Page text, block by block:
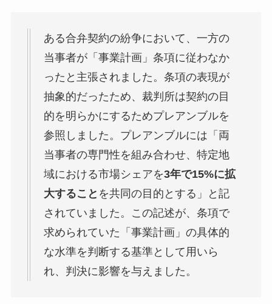
ある合弁契約の紛争において、一方の
当事者が「事業計画」条項に従わなか
ったと主張されました。条項の表現が
抽象的だったため、裁判所は契約の目
的を明らかにするためプレアンブルを
参照しました。プレアンブルには「両
当事者の専門性を組み合わせ、特定地
域における市場シェアを3年で15%に拡
大すること を共同の目的とする」と記
されていました。この記述が、条項で
求められていた「事業計画」の具体的
な水準を判断する基準として用いら
れ、判決に影響を与えました。